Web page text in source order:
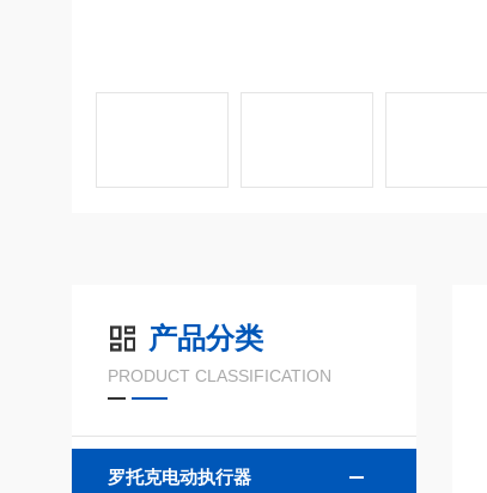
产品分类
PRODUCT CLASSIFICATION
罗托克电动执行器